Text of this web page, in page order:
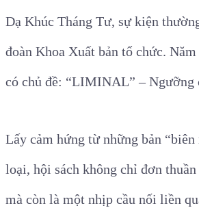
Dạ Khúc Tháng Tư, sự kiện
đoàn Khoa Xuất bản tổ chức.
có chủ đề: “LIMINAL” – Ngưỡng
Lấy cảm hứng từ những bản “biên
loại, hội sách không chỉ đơn
mà còn là một nhịp cầu nối liền